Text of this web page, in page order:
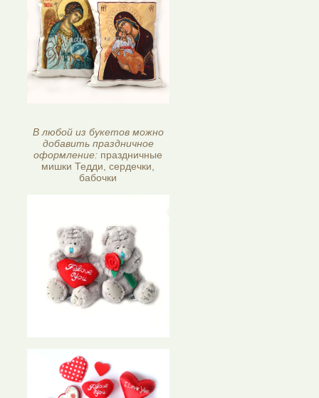
В любой из букетов можно
добавить праздничное
оформление: праздничные
мишки Тедди, сердечки,
бабочки